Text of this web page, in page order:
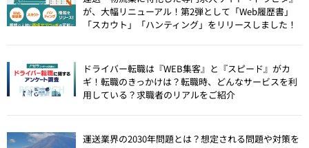
が、大幅リニューアル！第2弾として「Web履歴書」
「スカウト」「ハンティング」をリリースしました！
ドライバー転職は『WEB集客』と『スピード』がカ
ギ！転職のきっかけは？転職時、どんなサービスを利
用している？求職者のリアルをご紹介
運送業界の2030年問題とは？想定される問題や対策を